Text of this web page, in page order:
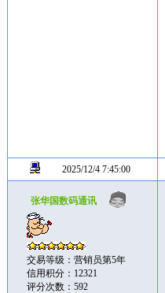
2025/12/4 7:45:00
张华国数码通讯
交易等级：营销员第5年
信用积分：12321
评分次数：592